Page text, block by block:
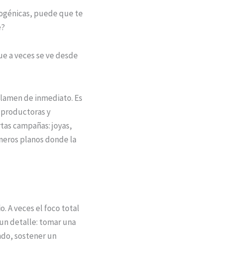
puede que te
a veces se ve desde
de inmediato. Es
productoras y
campañas: joyas,
planos donde la
A veces el foco total
detalle: tomar una
sostener un